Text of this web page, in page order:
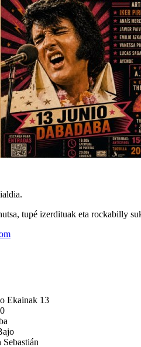
tupé izerdituak eta rockabilly
Ekainak 13